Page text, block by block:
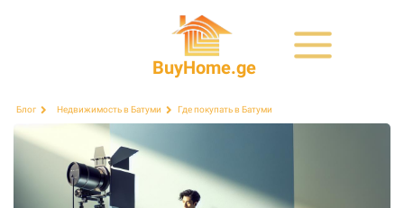
BuyHome.ge
Блог Недвижимость в Батуми Где покупать в Батуми